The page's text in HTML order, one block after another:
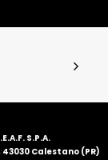
S.P.A.
43030 Calestano (PR)